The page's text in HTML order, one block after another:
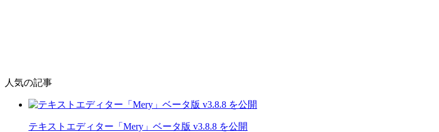
人気の記事
テキストエディター「Mery」ベータ版 v3.8.8 を公開